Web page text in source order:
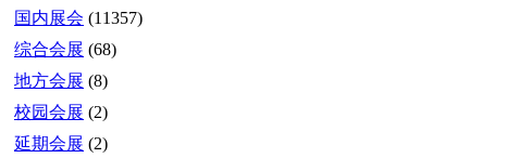
国内展会 (11357)
综合会展 (68)
地方会展 (8)
校园会展 (2)
延期会展 (2)